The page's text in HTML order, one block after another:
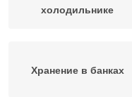
холодильнике
Хранение в банках